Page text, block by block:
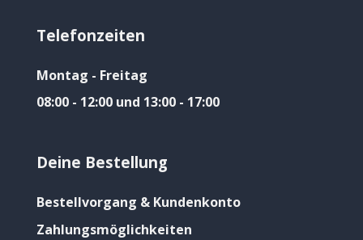
Telefonzeiten
Montag - Freitag
08:00 - 12:00 und 13:00 - 17:00
Deine Bestellung
Bestellvorgang & Kundenkonto
Zahlungsmöglichkeiten